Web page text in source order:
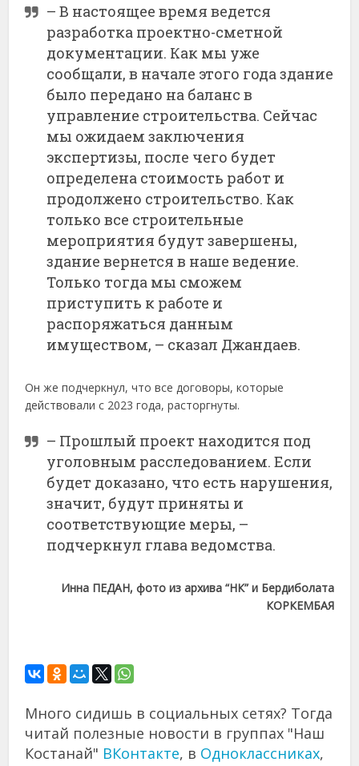
– В настоящее время ведется
разработка проектно-сметной
документации. Как мы уже
сообщали, в начале этого года здание
было передано на баланс в
управление строительства. Сейчас
мы ожидаем заключения
экспертизы, после чего будет
определена стоимость работ и
продолжено строительство. Как
только все строительные
мероприятия будут завершены,
здание вернется в наше ведение.
Только тогда мы сможем
приступить к работе и
распоряжаться данным
имуществом, – сказал Джандаев.
Он же подчеркнул, что все договоры, которые
действовали с 2023 года, расторгнуты.
– Прошлый проект находится под
уголовным расследованием. Если
будет доказано, что есть нарушения,
значит, будут приняты и
соответствующие меры, –
подчеркнул глава ведомства.
Инна ПЕДАН, фото из архива “НК” и Бердиболата
КОРКЕМБАЯ
Много сидишь в социальных сетях? Тогда
читай полезные новости в группах "Наш
Костанай" ВКонтакте, в Одноклассниках,